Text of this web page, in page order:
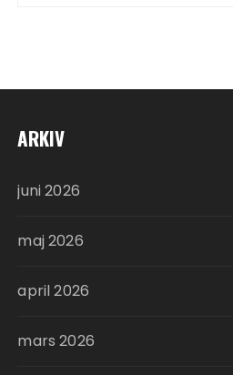
ARKIV
juni 2026
maj 2026
april 2026
mars 2026